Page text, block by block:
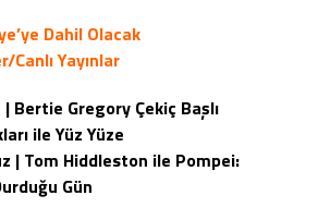
Dahil Olacak
Yayınlar
Bertie Gregory Çekiç Başlı
ile Yüz Yüze
| Tom Hiddleston ile Pompei:
Gün